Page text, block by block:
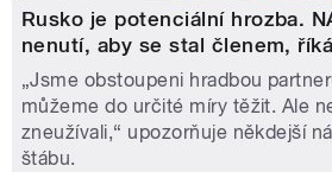
Rusko je potenciální hrozba.
nenutí, aby se stal členem,
„Jsme obstoupeni hradbou
můžeme do určité míry těžit. Ale
zneužívali,“ upozorňuje někdejší
štábu.